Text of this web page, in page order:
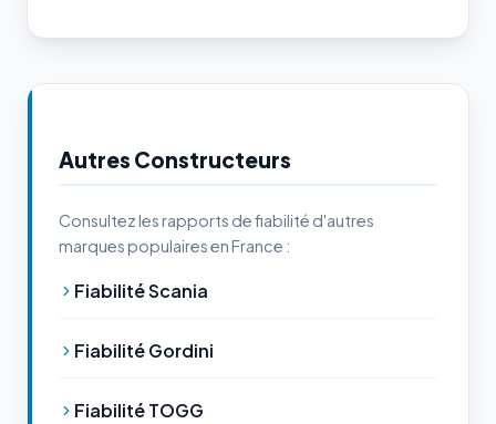
Autres Constructeurs
Consultez les rapports de fiabilité d'autres
marques populaires en France :
Fiabilité Scania
Fiabilité Gordini
Fiabilité TOGG